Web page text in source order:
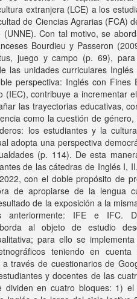
extranjera (LCE) a los
de Ciencias Agrarias (FCA)
Con tal motivo, se
Bourdieu y Passeron
juego y campo (p. 69),
las unidades curriculares Inglés
perspectiva: Inglés con Fines
(IEC), contribuye a incrementar
las trayectorias educativas,
como la cuestión de género,
los estudiantes y la
adopta una perspectiva
(p. 114). De esta
de las cátedras de Inglés I,
con el doble propósito de
de apropiarse de la lengua
de la exposición a la
anteriormente: IFE e IFC.
al objeto de estudio
para ello se
teniendo en cuenta
través de cuestionarios de
y docentes de las
dividen en cuatro bloques: 1)